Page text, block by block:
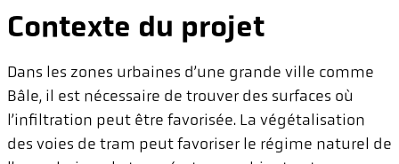
Contexte du projet
Dans les zones urbaines d’une grande ville comme
Bâle, il est nécessaire de trouver des surfaces où
l’infiltration peut être favorisée. La végétalisation
des voies de tram peut favoriser le régime naturel de